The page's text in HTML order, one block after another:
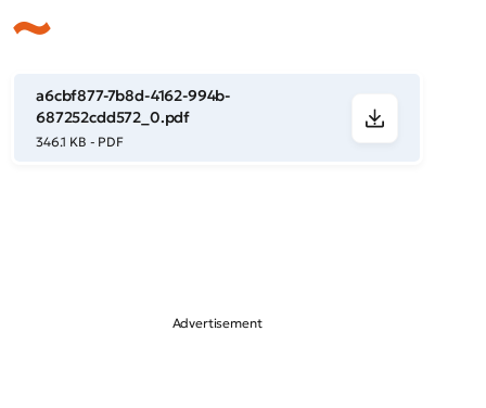
a6cbf877-7b8d-4162-994b-
687252cdd572_0.pdf
346.1 KB - PDF